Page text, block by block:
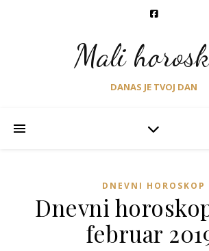
Mali
DANAS JE TVOJ DAN
DNEVNI HOROSKOP
Dnevni
februar